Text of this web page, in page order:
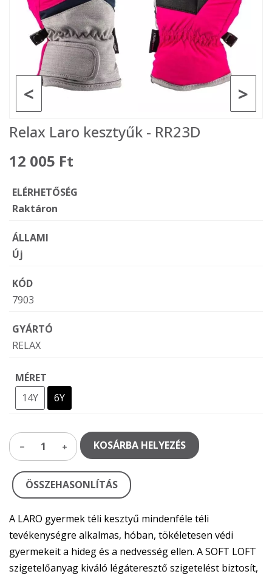
>
<
Relax Laro kesztyűk - RR23D
12 005 Ft
ELÉRHETŐSÉG
Raktáron
ÁLLAMI
Új
KÓD
7903
GYÁRTÓ
RELAX
MÉRET
14Y
6Y
1 KOSÁRBA HELYEZÉS
ÖSSZEHASONLÍTÁS
A LARO gyermek téli kesztyű mindenféle téli
tevékenységre alkalmas, hóban, tökéletesen védi
gyermekeit a hideg és a nedvesség ellen. A SOFT LOFT
szigetelőanyag kiváló légáteresztő szigetelést biztosít,